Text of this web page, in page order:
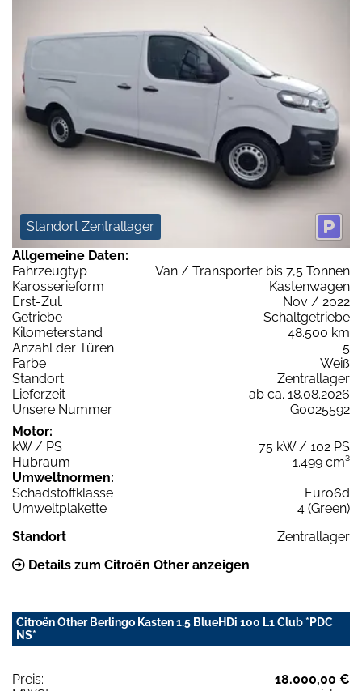
Standort Zentrallager
Allgemeine Daten:
Fahrzeugtyp
Van / Transporter bis 7,5 Tonnen
Karosserieform
Kastenwagen
Erst-Zul.
Nov / 2022
Getriebe
Schaltgetriebe
Kilometerstand
48.500 km
Anzahl der Türen
5
Farbe
Weiß
Standort
Zentrallager
Lieferzeit
ab ca. 18.08.2026
Unsere Nummer
G0025592
Motor:
kW / PS
75 kW / 102 PS
Hubraum
1.499 cm³
Umweltnormen:
Schadstoffklasse
Euro6d
Umweltplakette
4 (Green)
Standort
Zentrallager
Details zum Citroën Other anzeigen
Citroën Other Berlingo Kasten 1.5 BlueHDi 100 L1 Club *PDC
NS*
Preis:
18.000,00 €